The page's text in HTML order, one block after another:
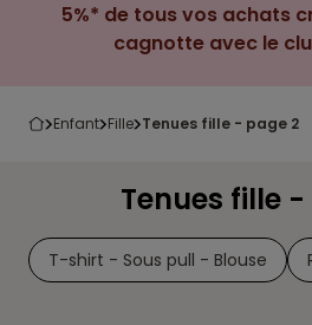
5%* de tous vos achats
cagnotte avec le
enfant fille tenues fille - page 2
Tenues fille -
T-shirt - Sous pull - Blouse